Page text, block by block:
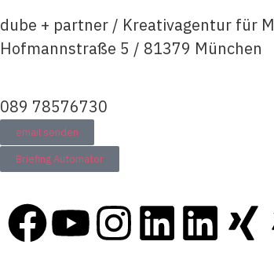
dube + partner / Kreativagentur für
Hofmannstraße 5 / 81379 München
089 78576730
email senden
Briefing Automator